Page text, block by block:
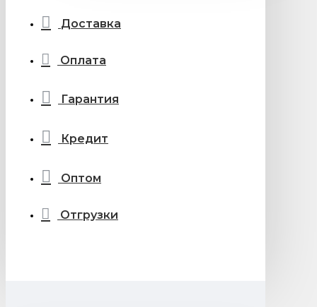
Доставка
Оплата
Гарантия
Кредит
Оптом
Отгрузки